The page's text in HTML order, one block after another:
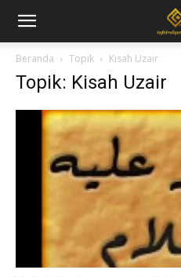
Beranda Topik Kisah Uzair
Topik: Kisah Uzair